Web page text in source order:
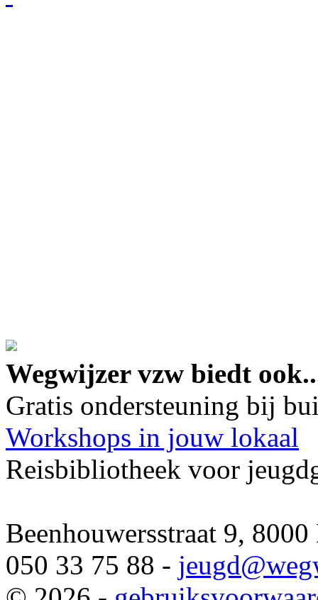
Wegwijzer vzw biedt
Gratis ondersteuning bij
Workshops in jouw lokaal
Reisbibliotheek voor
Beenhouwersstraat 9,
050 33 75 88 - jeugd